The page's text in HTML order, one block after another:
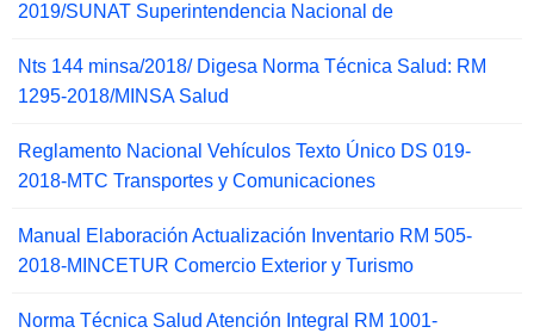
2019/SUNAT Superintendencia Nacional de
Nts 144 minsa/2018/ Digesa Norma Técnica Salud: RM
1295-2018/MINSA Salud
Reglamento Nacional Vehículos Texto Único DS 019-
2018-MTC Transportes y Comunicaciones
Manual Elaboración Actualización Inventario RM 505-
2018-MINCETUR Comercio Exterior y Turismo
Norma Técnica Salud Atención Integral RM 1001-